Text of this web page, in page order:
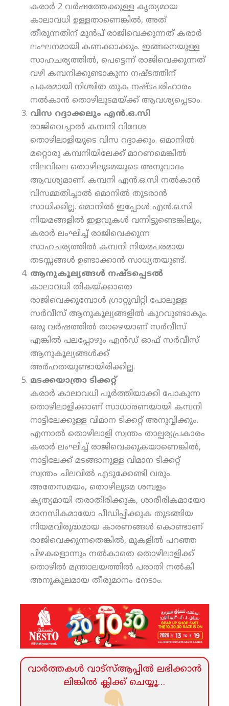
കരാര്‍ 2 വര്‍ഷത്തേക്കുള്ള കൃത്യമായ
കാലാവധി ഉള്ളതാണെങ്കില്‍, അത്
തീരുന്നതിന് മുന്‍പ് രാജിവെക്കുന്നത് കരാര്‍
ലംഘനമായി കണക്കാക്കും. ഇങ്ങനെയുള്ള
സാഹചര്യത്തില്‍, പെട്ടെന്ന് രാജിവെക്കുന്നത്
വഴി കമ്പനിക്കുണ്ടാകുന്ന നഷ്ടത്തിന്
പകരമായി നിശ്ചിത തുക നഷ്ടപരിഹാരം
നല്‍കാന്‍ തൊഴിലുടമയ്ക്ക് ആവശ്യപ്പെടാം.
വിസ റദ്ദാക്കലും എന്‍.ഒ.സി
രാജിവെച്ചാല്‍ കമ്പനി വിദേശ
തൊഴിലാളിയുടെ വിസ റദ്ദാക്കും. ഒമാനില്‍
മറ്റൊരു കമ്പനിയിലേക്ക് മാറണമെങ്കില്‍
നിലവിലെ തൊഴിലുടമയുടെ അനുവാദം
ആവശ്യമാണ്. കമ്പനി എന്‍.ഒ.സി നല്‍കാന്‍
വിസമ്മതിച്ചാല്‍ ഒമാനില്‍ തുടരാന്‍
സാധിക്കില്ല. ഒമാനില്‍ ഇപ്പോള്‍ എന്‍.ഒ.സി
നിയമങ്ങളില്‍ ഇളവുകള്‍ വന്നിട്ടുണ്ടെങ്കിലും,
കരാര്‍ ലംഘിച്ച് രാജിവെക്കുന്ന
സാഹചര്യത്തില്‍ കമ്പനി നിയമപരമായ
തടസ്സങ്ങള്‍ ഉണ്ടാക്കാന്‍ സാധ്യതയുണ്ട്.
ആനുകൂല്യങ്ങള്‍ നഷ്ടപ്പെടല്‍
കാലാവധി തികയ്ക്കാതെ
രാജിവെക്കുമ്പോള്‍ ഗ്രാറ്റുവിറ്റി പോലുള്ള
സര്‍വീസ് ആനുകൂല്യങ്ങളില്‍ കുറവുണ്ടാകും.
ഒരു വര്‍ഷത്തില്‍ താഴെയാണ് സര്‍വീസ്
എങ്കില്‍ പലപ്പോഴും എന്‍ഡ് ഓഫ് സര്‍വീസ്
ആനുകൂല്യങ്ങള്‍ക്ക്
അര്‍ഹതയുണ്ടായിരിക്കില്ല.
മടക്കയാത്രാ ടിക്കറ്റ്
കരാര്‍ കാലാവധി പൂര്‍ത്തിയാക്കി പോകുന്ന
തൊഴിലാളിക്കാണ് സാധാരണയായി കമ്പനി
നാട്ടിലേക്കുള്ള വിമാന ടിക്കറ്റ് അനുവ്വിക്കും.
എന്നാല്‍ തൊഴിലാളി സ്വന്തം താല്പര്യപ്രകാരം
കരാര്‍ ലംഘിച്ച് രാജിവെക്കുകയാണെങ്കില്‍,
നാട്ടിലേക്ക് മടങ്ങാനുള്ള വിമാന ടിക്കറ്റ്
സ്വന്തം ചിലവില്‍ എടുക്കേണ്ടി വരും.
അതേസമയം, തൊഴിലുടമ ശമ്പളം
കൃത്യമായി തരാതിരിക്കുക, ശാരീരികമായോ
മാനസികമായോ പീഡിപ്പിക്കുക തുടങ്ങിയ
നിയമവിരുദ്ധമായ കാരണങ്ങള്‍ കൊണ്ടാണ്
രാജിവെക്കുന്നതെങ്കില്‍, മുകളില്‍ പറഞ്ഞ
പിഴകളൊന്നും നല്‍കാതെ തൊഴിലാളിക്ക്
തൊഴില്‍ മന്ത്രാലയത്തില്‍ പരാതി നല്‍കി
അനുകൂലമായ തീരുമാനം നേടാം.
വാര്‍ത്തകള്‍ വാട്‌സ്‌ആപ്പില്‍ ലഭിക്കാന്‍
ലിങ്കില്‍ ക്ലിക്ക്‌ ചെയ്യൂ…